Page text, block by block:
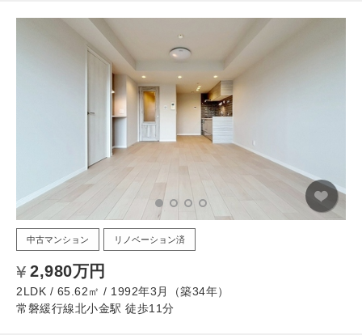
中古マンション リノベーション済
2,980万円
2LDK / 65.62㎡ / 1992年3月（築34年）
常磐緩行線北小金駅 徒歩11分